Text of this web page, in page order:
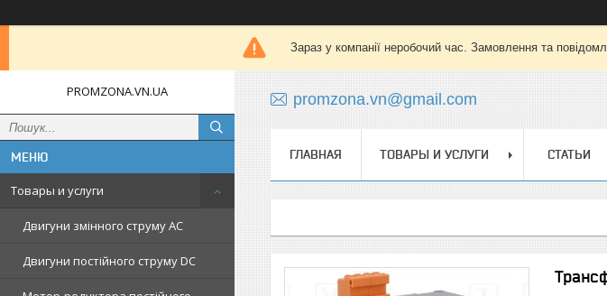
Зараз у компанії неробочий час. Замовлення та
PROMZONA.VN.UA
Товары и услуги
Двигуни змінного струму AC
Двигуни постійного струму DC
promzona.vn@gmail.com
ГЛАВНАЯ ТОВАРЫ И УСЛУГИ СТАТЬИ